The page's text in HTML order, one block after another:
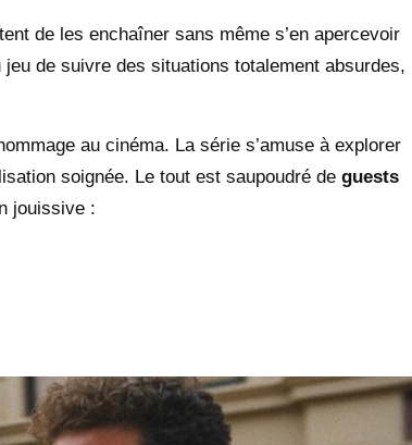
de les enchaîner sans même s’en apercevoir
de suivre des situations totalement absurdes,
au cinéma. La série s’amuse à explorer
soignée. Le tout est saupoudré de guests
jouissive :